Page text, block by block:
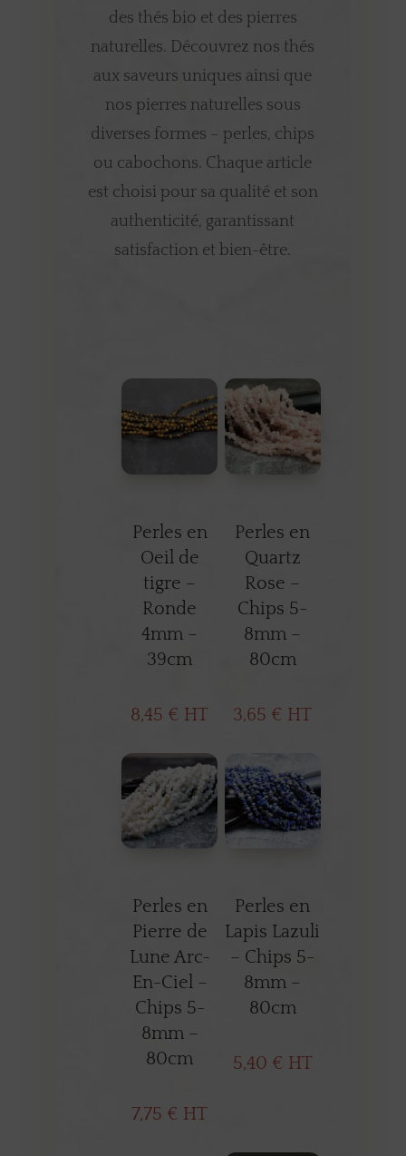
des thés bio et des pierres
naturelles. Découvrez nos thés
aux saveurs uniques ainsi que
nos pierres naturelles sous
diverses formes – perles, chips
ou cabochons. Chaque article
est choisi pour sa qualité et son
authenticité, garantissant
satisfaction et bien-être.
Perles en
Oeil de
tigre –
Ronde
4mm –
39cm
8,45 € HT
Perles en
Quartz
Rose –
Chips 5-
8mm –
80cm
3,65 € HT
Perles en
Pierre de
Lune Arc-
En-Ciel –
Chips 5-
8mm –
80cm
7,75 € HT
Perles en
Lapis Lazuli
– Chips 5-
8mm –
80cm
5,40 € HT